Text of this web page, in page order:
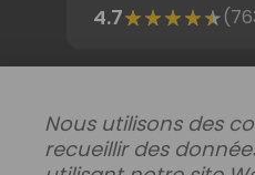
4.7 (
Nous utilisons des
recueillir des